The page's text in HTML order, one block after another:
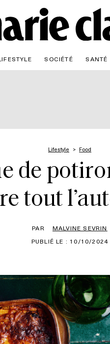
SOCIÉTÉ SANTÉ
Lifestyle Food
de
tout
PAR
MALVINE SEVRIN
PUBLIÉ LE : 10/10/2024